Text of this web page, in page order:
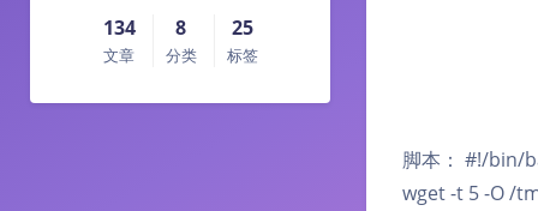
134
文章
8
分类
25
标签
脚本： #!/bin/
wget -t 5 -O /